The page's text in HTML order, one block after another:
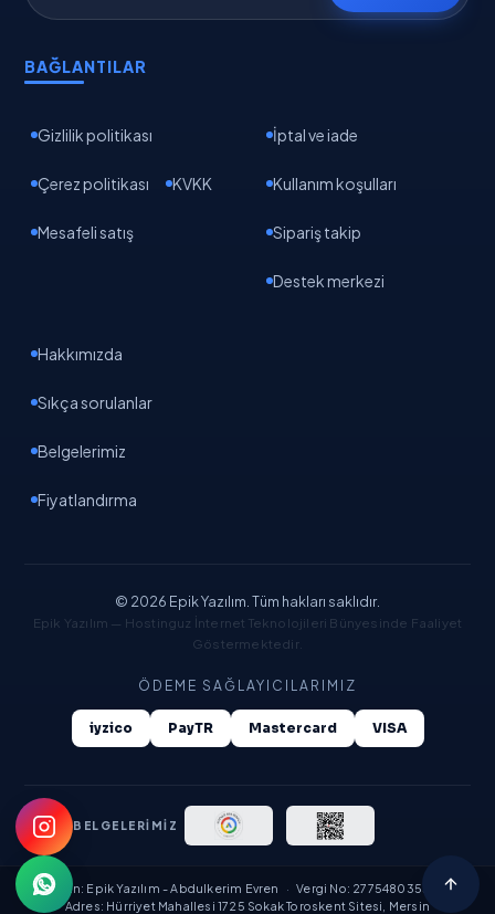
BAĞLANTILAR
Gizlilik politikası
Çerez politikası KVKK
Mesafeli satış
İptal ve iade
Kullanım koşulları
Sipariş takip
Destek merkezi
Hakkımızda
Sıkça sorulanlar
Belgelerimiz
Fiyatlandırma
© 2026 Epik Yazılım. Tüm hakları saklıdır.
Epik Yazılım — Hostinguz İnternet Teknolojileri Bünyesinde Faaliyet
Göstermektedir.
ÖDEME SAĞLAYICILARIMIZ
iyzico PayTR Mastercard VISA
YASAL BELGELERİMİZ
Ünvan: Epik Yazılım - Abdulkerim Evren · Vergi No: 27754803534
·
Adres: Hürriyet Mahallesi 1725 Sokak Toroskent Sitesi, Mersin
Yapay zeka asistanı · Gemini destekli